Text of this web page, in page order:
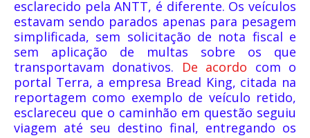
esclarecido pela ANTT, é diferente. Os veículos
estavam sendo parados apenas para pesagem
simplificada, sem solicitação de nota fiscal e
sem aplicação de multas sobre os que
transportavam donativos. De acordo com o
portal Terra, a empresa Bread King, citada na
reportagem como exemplo de veículo retido,
esclareceu que o caminhão em questão seguiu
viagem até seu destino final, entregando os